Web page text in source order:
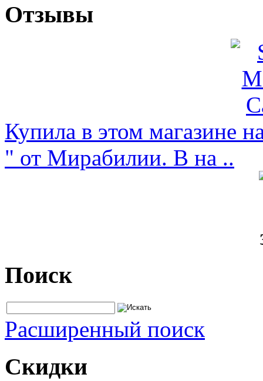
Отзывы
Купила в этом магазине
" от Мирабилии. В на ..
Поиск
Расширенный поиск
Скидки